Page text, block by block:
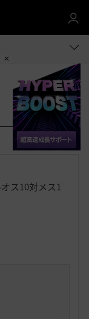
お
入
共有する
ス10対メス1